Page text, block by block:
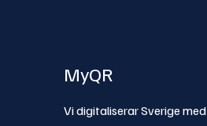
MyQR
Vi digitaliserar Sverige med